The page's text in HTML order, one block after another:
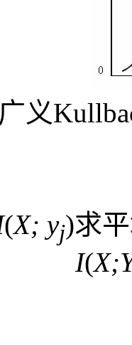
广义
(X; yj)求
I(